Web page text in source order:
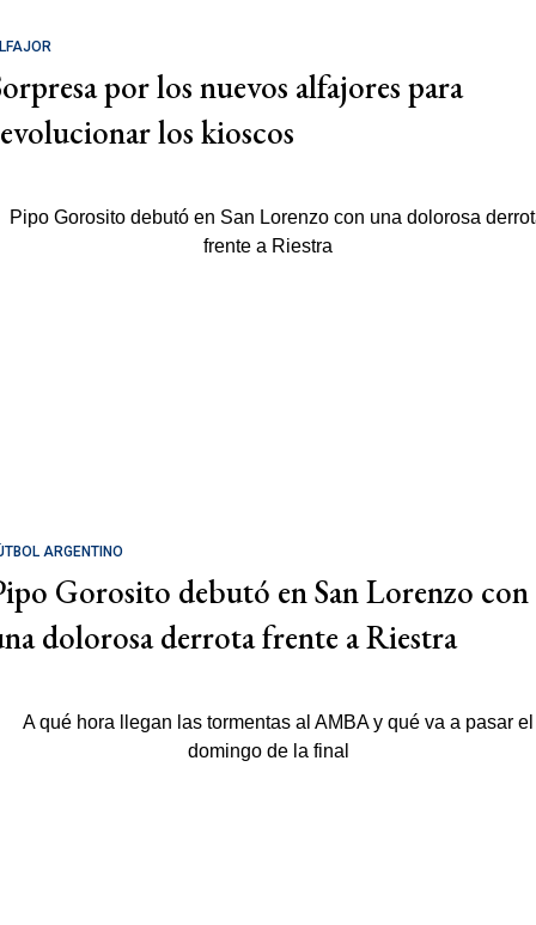
por los nuevos alfajores para
los kioscos
ARGENTINO
Gorosito debutó en San Lorenzo con
dolorosa derrota frente a Riestra